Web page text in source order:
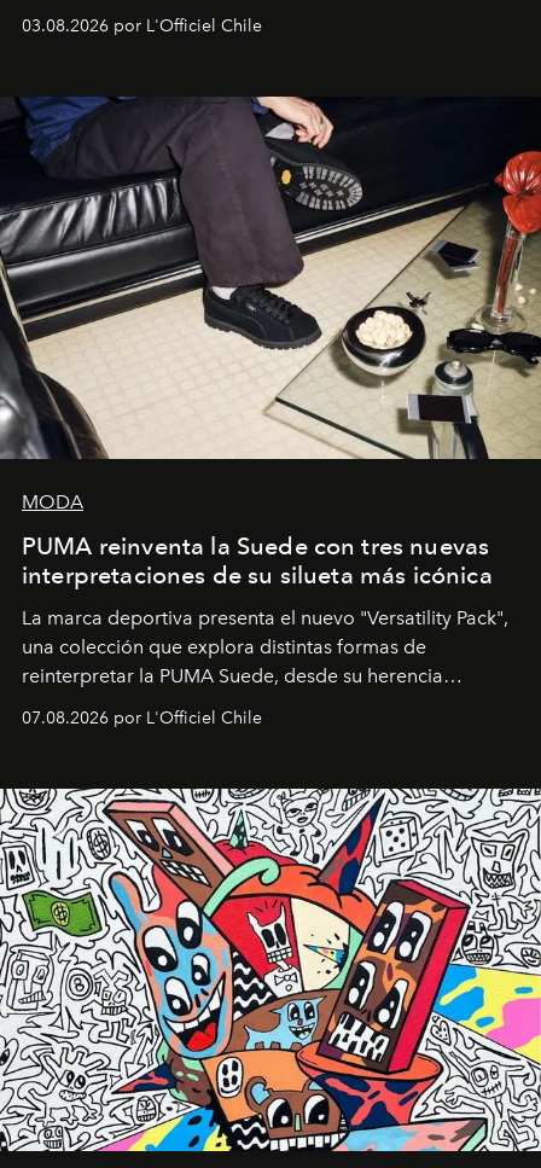
lanzamiento, los fundadores de la firma neoyorquina y
la asesora creativa y jefa de diseño global de la marca
y la filosofía detrás de la propuesta.
03.08.2026 por L'Officiel Chile
MODA
PUMA reinventa la Suede con tres nuevas
interpretaciones de su silueta más icónica
La marca deportiva presenta el nuevo "Versatility Pack",
una colección que explora distintas formas de
reinterpretar la PUMA Suede, desde su herencia
deportiva hasta una mirada moderna inspirada en el
diseño y el universo outdoor.
07.08.2026 por L'Officiel Chile